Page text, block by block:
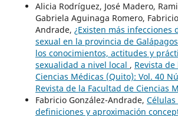
Alicia Rodríguez, José Madero,
Gabriela Aguinaga Romero,
Andrade, ¿Existen más infecciones
sexual en la provincia de
los conocimientos, actitudes y
sexualidad a nivel local , Revista
Ciencias Médicas (Quito): Vol. 40
Revista de la Facultad de Ciencias
Fabricio González-Andrade,
definiciones y aproximación